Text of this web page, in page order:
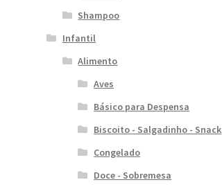
Shampoo
Infantil
Alimento
Aves
Básico para Despensa
Biscoito - Salgadinho - Snack
Congelado
Doce - Sobremesa